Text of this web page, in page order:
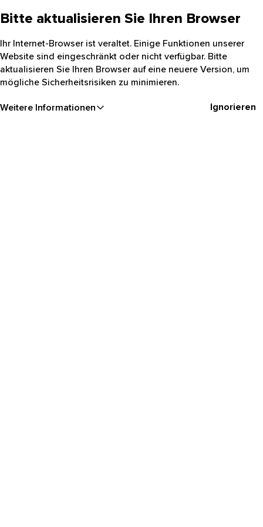
Bitte aktualisieren Sie Ihren Browser
Ihr Internet-Browser ist veraltet. Einige Funktionen unserer
Website sind eingeschränkt oder nicht verfügbar. Bitte
aktualisieren Sie Ihren Browser auf eine neuere Version, um
mögliche Sicherheitsrisiken zu minimieren.
Weitere Informationen Ignorieren